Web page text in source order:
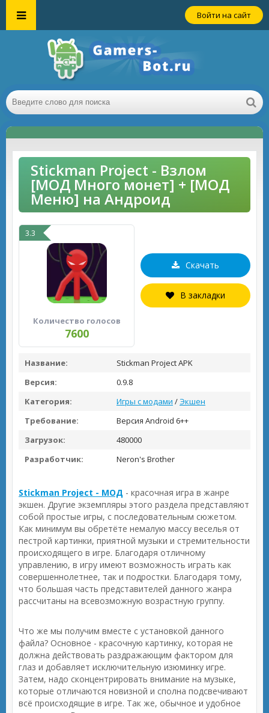
Войти на сайт
Stickman Project - Взлом
[МОД Много монет] + [МОД
Меню] на Андроид
3.3
Количество голосов
7600
Скачать
В закладки
Название:
Stickman Project APK
Версия:
0.9.8
Категория:
Игры с модами / Экшен
Требование:
Версия Android 6++
Загрузок:
480000
Разработчик:
Neron's Brother
Stickman Project - МОД - красочная игра в жанре
экшен. Другие экземпляры этого раздела представляют
собой простые игры, с последовательным сюжетом.
Как минимум вы обретёте немалую массу веселья от
пестрой картинки, приятной музыки и стремительности
происходящего в игре. Благодаря отличному
управлению, в игру имеют возможность играть как
совершеннолетнее, так и подростки. Благодаря тому,
что большая часть представителей данного жанра
рассчитаны на всевозможную возрастную группу.
Что же мы получим вместе с установкой данного
файла? Основное - красочную картинку, которая не
должна действовать раздражающим фактором для
глаз и добавляет исключительную изюминку игре.
Затем, надо сконцентрировать внимание на музыке,
которые отличаются новизной и сполна подсвечивают
всё происходящие в игре. Так же, обычное и удобное